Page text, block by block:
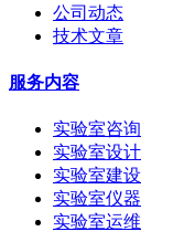
公司动态
技术文章
服务内容
实验室咨询
实验室设计
实验室建设
实验室仪器
实验室运维